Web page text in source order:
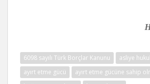
Hukuk
6098 sayılı Türk Borçlar Kanunu
asliye
ayırt etme gücü
ayırt etme gücüne sahip